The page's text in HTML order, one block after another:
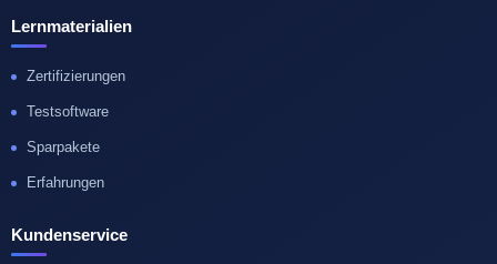
Lernmaterialien
Zertifizierungen
Testsoftware
Sparpakete
Erfahrungen
Kundenservice